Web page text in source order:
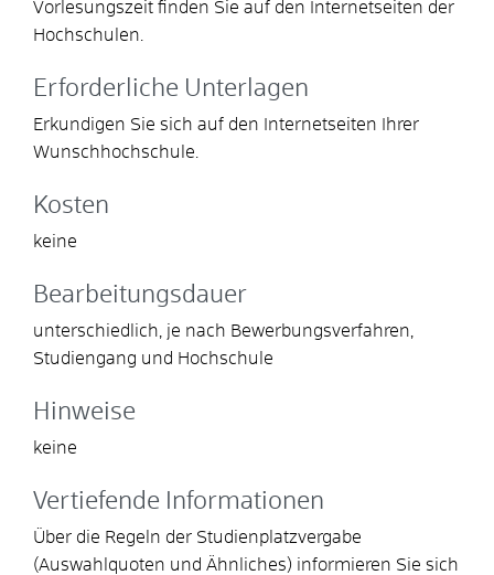
Vorlesungszeit finden Sie auf den Internetseiten der
Hochschulen.
Erforderliche Unterlagen
Erkundigen Sie sich auf den Internetseiten Ihrer
Wunschhochschule.
Kosten
keine
Bearbeitungsdauer
unterschiedlich, je nach Bewerbungsverfahren,
Studiengang und Hochschule
Hinweise
keine
Vertiefende Informationen
Über die Regeln der Studienplatzvergabe
(Auswahlquoten und Ähnliches) informieren Sie sich